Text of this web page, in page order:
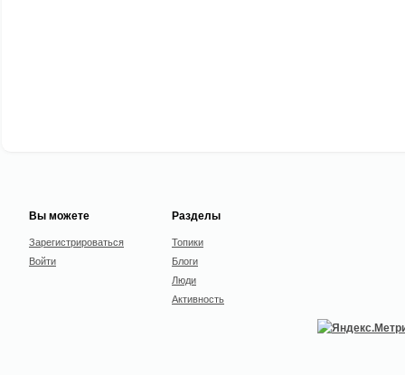
Вы можете
Зарегистрироваться
Войти
Разделы
Топики
Блоги
Люди
Активность